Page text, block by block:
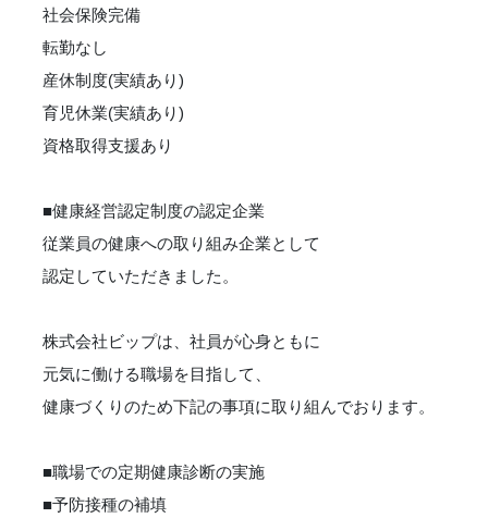
社会保険完備
転勤なし
産休制度(実績あり)
育児休業(実績あり)
資格取得支援あり
■健康経営認定制度の認定企業
従業員の健康への取り組み企業として
認定していただきました。
株式会社ビップは、社員が心身ともに
元気に働ける職場を目指して、
健康づくりのため下記の事項に取り組んでおります。
■職場での定期健康診断の実施
■予防接種の補填